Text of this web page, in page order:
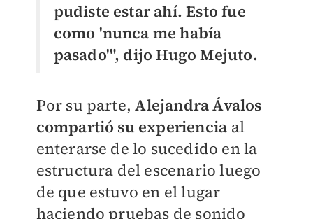
pudiste estar ahí. Esto fue
como 'nunca me había
pasado'", dijo Hugo Mejuto.
Por su parte,Alejandra Ávalos
compartió su experiencia al
enterarse de lo sucedido en la
estructura del escenario luego
de que estuvo en el lugar
haciendo pruebas de sonido